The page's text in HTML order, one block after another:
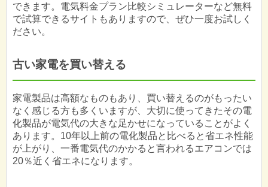
できます。電気料金プラン比較シミュレーターなど無料
で試算できるサイトもありますので、ぜひ一度お試しく
ださい。
古い家電を買い替える
家電製品は高額なものもあり、買い替えるのがもったい
なく感じる方も多くいますが、大切に使ってきたその電
化製品が電気代の大きな足かせになっていることがよく
あります。10年以上前の電化製品と比べると省エネ性能
が上がり、一番電気代のかかると言われるエアコンでは
20％近く省エネになります。